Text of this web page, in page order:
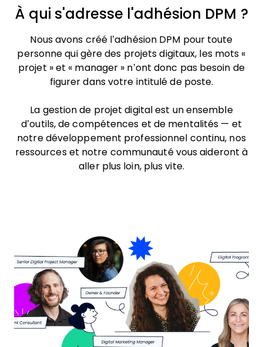
À qui s'adresse l'adhésion DPM ?
Nous avons créé l’adhésion DPM pour toute
personne qui gère des projets digitaux, les mots «
projet » et « manager » n’ont donc pas besoin de
figurer dans votre intitulé de poste.
La gestion de projet digital est un ensemble
d’outils, de compétences et de mentalités — et
notre développement professionnel continu, nos
ressources et notre communauté vous aideront à
aller plus loin, plus vite.